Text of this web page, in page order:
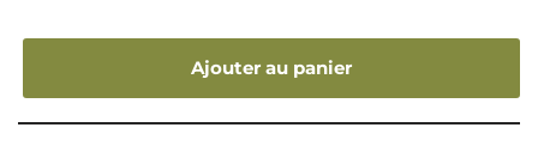
Ajouter au panier